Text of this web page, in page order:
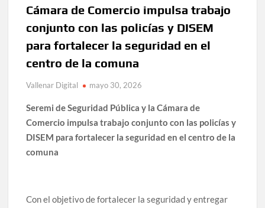
Cámara de Comercio impulsa trabajo
conjunto con las policías y DISEM
para fortalecer la seguridad en el
centro de la comuna
Vallenar Digital mayo 30, 2026
Seremi de Seguridad Pública y la Cámara de
Comercio impulsa trabajo conjunto con las policías y
DISEM para fortalecer la seguridad en el centro de la
comuna
Con el objetivo de fortalecer la seguridad y entregar